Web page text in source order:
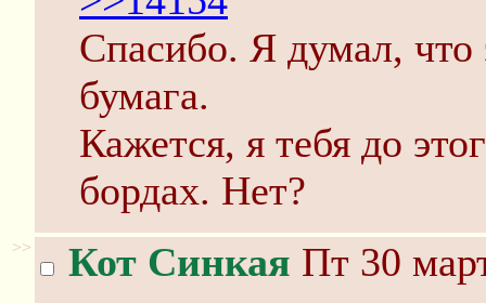
Спасибо. Я думал, что
бумага.
Кажется, я тебя до
бордах. Нет?
>> Кот Синкая Пт 30